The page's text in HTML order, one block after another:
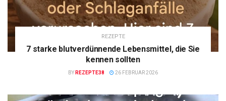
REZEPTE
7 starke blutverdünnende Lebensmittel, die Sie
kennen sollten
BY REZEPTE38 26 FEBRUAR 2026